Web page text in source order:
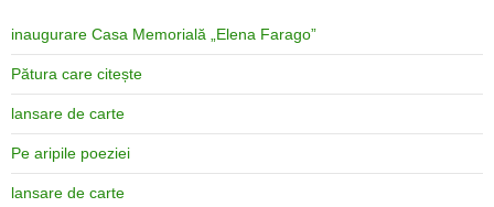
inaugurare Casa Memorială „Elena Farago”
Pătura care citește
lansare de carte
Pe aripile poeziei
lansare de carte